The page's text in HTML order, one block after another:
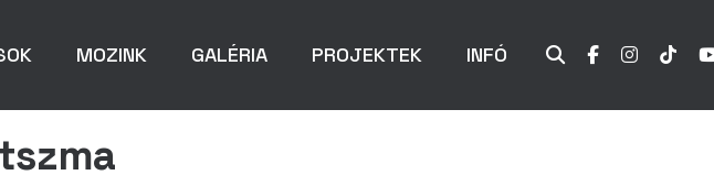
MOZINK GALÉRIA PROJEKTEK INFÓ